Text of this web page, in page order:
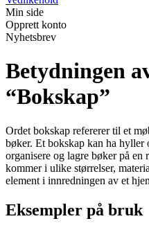
Min side
Opprett konto
Nyhetsbrev
Betydningen
“Bokskap”
Ordet bokskap refererer til et
bøker. Et bokskap kan ha
organisere og lagre bøker på
kommer i ulike størrelser,
element i innredningen av et
Eksempler på bruk